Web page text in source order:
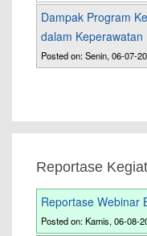
Dampak Program
dalam Keperawatan
Posted on: Senin, 06-07-
Reportase
Reportase Webinar
Posted on: Kamis, 06-08-